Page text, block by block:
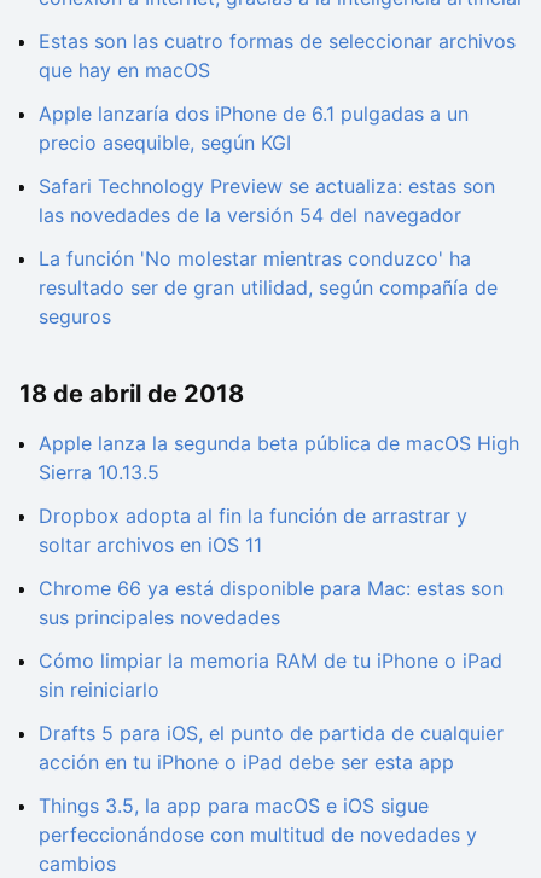
Estas son las cuatro formas de seleccionar archivos
que hay en macOS
Apple lanzaría dos iPhone de 6.1 pulgadas a un
precio asequible, según KGI
Safari Technology Preview se actualiza: estas son
las novedades de la versión 54 del navegador
La función 'No molestar mientras conduzco' ha
resultado ser de gran utilidad, según compañía de
seguros
18 de abril de 2018
Apple lanza la segunda beta pública de macOS High
Sierra 10.13.5
Dropbox adopta al fin la función de arrastrar y
soltar archivos en iOS 11
Chrome 66 ya está disponible para Mac: estas son
sus principales novedades
Cómo limpiar la memoria RAM de tu iPhone o iPad
sin reiniciarlo
Drafts 5 para iOS, el punto de partida de cualquier
acción en tu iPhone o iPad debe ser esta app
Things 3.5, la app para macOS e iOS sigue
perfeccionándose con multitud de novedades y
cambios